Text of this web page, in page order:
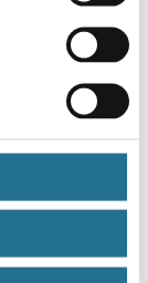
um Preise zu